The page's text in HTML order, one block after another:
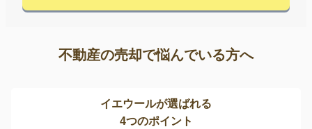
不動産の売却で悩んでいる方へ
イエウールが選ばれる
4つのポイント